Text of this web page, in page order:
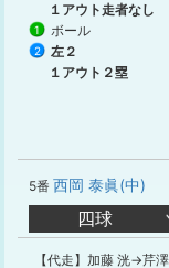
１アウト走者なし
1 ボール
2
左２
１アウト２塁
5番 西岡 泰眞(中)
四球
【代走】加藤 洸→芹